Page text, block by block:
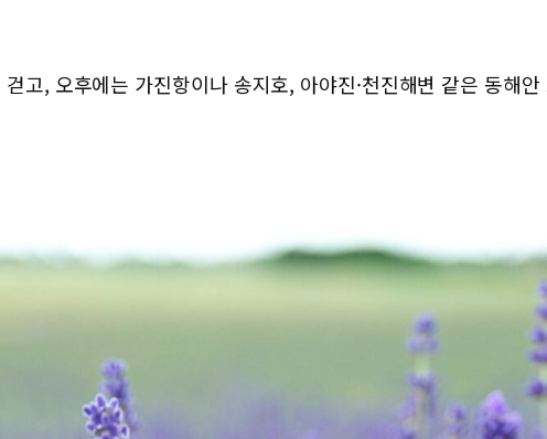
고, 오후에는 가진항이나 송지호, 아야진·천진해변 같은 동해